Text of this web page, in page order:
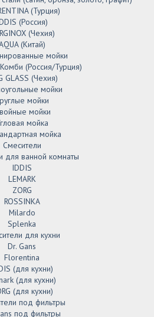
(Турция)
(Россия)
(Чехия)
(Китай)
мойки
(Россия/Турция)
GLASS (Чехия)
мойки
мойки
мойки
мойка
мойка
Смесители
для ванной комнаты
IDDIS
LEMARK
ZORG
ROSSINKA
Milardo
Splenka
для кухни
Dr. Gans
Florentina
(для кухни)
(для кухни)
(для кухни)
под фильтры
под фильтры